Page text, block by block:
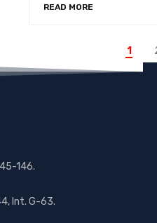
READ MORE
1
146.
Int. G-63.